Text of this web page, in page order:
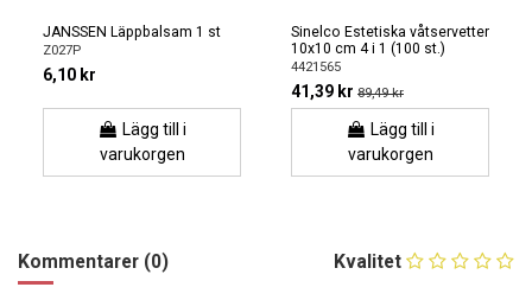
JANSSEN Läppbalsam 1 st
Z027P
6,10 kr
Lägg till i
varukorgen
Sinelco Estetiska våtservetter
10x10 cm 4 i 1 (100 st.)
4421565
41,39 kr 89,49 kr
Lägg till i
varukorgen
Kvalitet
Kommentarer (0)